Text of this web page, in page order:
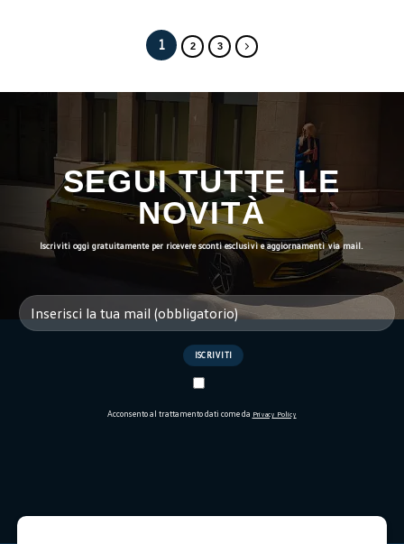
1 2 3
SEGUI TUTTE LE
NOVITÀ
Iscriviti oggi gratuitamente per ricevere sconti esclusivi e aggiornamenti via mail.
Acconsento al trattamento dati come da Privacy Policy